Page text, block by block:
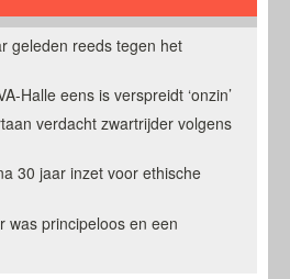
geleden reeds tegen het
Halle eens is verspreidt ‘onzin’
verdacht zwartrijder volgens
30 jaar inzet voor ethische
was principeloos en een